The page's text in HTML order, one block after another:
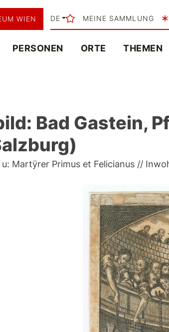
WIEN DE MEINE SAMMLUNG
PERSONEN ORTE THEMEN
Bad Gastein,
Martÿrer Primus et Felicianus //